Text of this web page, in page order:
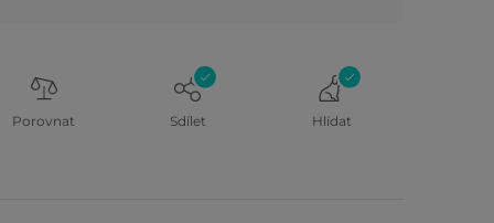
Porovnat Sdílet Hlídat